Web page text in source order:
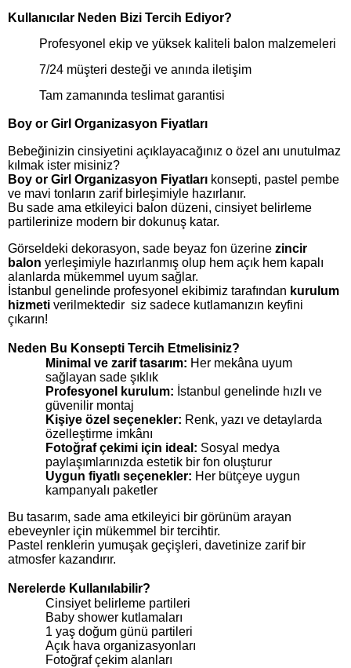
Kullanıcılar Neden Bizi Tercih Ediyor?
Profesyonel ekip ve yüksek kaliteli balon malzemeleri
7/24 müşteri desteği ve anında iletişim
Tam zamanında teslimat garantisi
Boy or Girl Organizasyon Fiyatları
Bebeğinizin cinsiyetini açıklayacağınız o özel anı unutulmaz
kılmak ister misiniz?
Boy or Girl Organizasyon Fiyatları konsepti, pastel pembe
ve mavi tonların zarif birleşimiyle hazırlanır.
Bu sade ama etkileyici balon düzeni, cinsiyet belirleme
partilerinize modern bir dokunuş katar.
Görseldeki dekorasyon, sade beyaz fon üzerine zincir
balon yerleşimiyle hazırlanmış olup hem açık hem kapalı
alanlarda mükemmel uyum sağlar.
İstanbul genelinde profesyonel ekibimiz tarafından kurulum
hizmeti verilmektedir siz sadece kutlamanızın keyfini
çıkarın!
Neden Bu Konsepti Tercih Etmelisiniz?
Minimal ve zarif tasarım: Her mekâna uyum
sağlayan sade şıklık
Profesyonel kurulum: İstanbul genelinde hızlı ve
güvenilir montaj
Kişiye özel seçenekler: Renk, yazı ve detaylarda
özelleştirme imkânı
Fotoğraf çekimi için ideal: Sosyal medya
paylaşımlarınızda estetik bir fon oluşturur
Uygun fiyatlı seçenekler: Her bütçeye uygun
kampanyalı paketler
Bu tasarım, sade ama etkileyici bir görünüm arayan
ebeveynler için mükemmel bir tercihtir.
Pastel renklerin yumuşak geçişleri, davetinize zarif bir
atmosfer kazandırır.
Nerelerde Kullanılabilir?
Cinsiyet belirleme partileri
Baby shower kutlamaları
1 yaş doğum günü partileri
Açık hava organizasyonları
Fotoğraf çekim alanları